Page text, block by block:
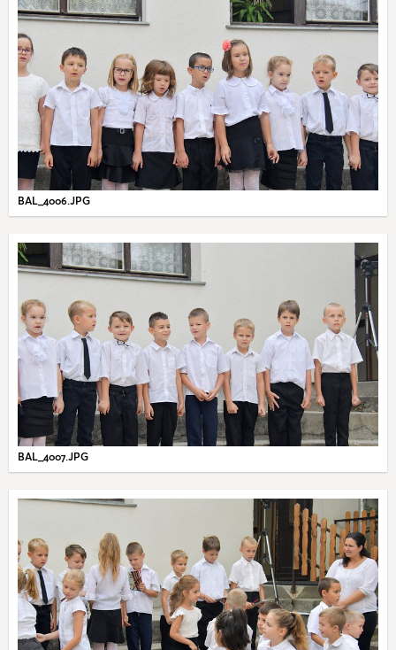
BAL_4006.JPG
BAL_4007.JPG